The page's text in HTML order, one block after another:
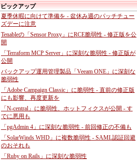
ピックアップ
夏季休暇に向けて準備を - 盆休み週のパッチチュー
ズデーに注意
Tenableの「Sensor Proxy」にRCE脆弱性 - 修正版を公
開
「Terraform MCP Server」に深刻な脆弱性 - 修正版が
公開
バックアップ運用管理製品「Veeam ONE」に深刻な
脆弱性
「Adobe Campaign Classic」に脆弱性 - 直前の修正版
にも影響、再度更新を
「N-central」に脆弱性、ホットフィクスが公開 - す
でに悪用も
「pgAdmin 4」に深刻な脆弱性 - 前回修正の不備も
「SolarWinds WHD」に複数脆弱性 - SAML認証回避
のおそれも
「Ruby on Rails」に深刻な脆弱性